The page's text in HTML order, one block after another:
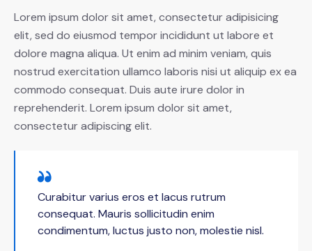
Lorem ipsum dolor sit amet, consectetur adipisicing
elit, sed do eiusmod tempor incididunt ut labore et
dolore magna aliqua. Ut enim ad minim veniam, quis
nostrud exercitation ullamco laboris nisi ut aliquip ex ea
commodo consequat. Duis aute irure dolor in
reprehenderit. Lorem ipsum dolor sit amet,
consectetur adipiscing elit.
Curabitur varius eros et lacus rutrum
consequat. Mauris sollicitudin enim
condimentum, luctus justo non, molestie nisl.